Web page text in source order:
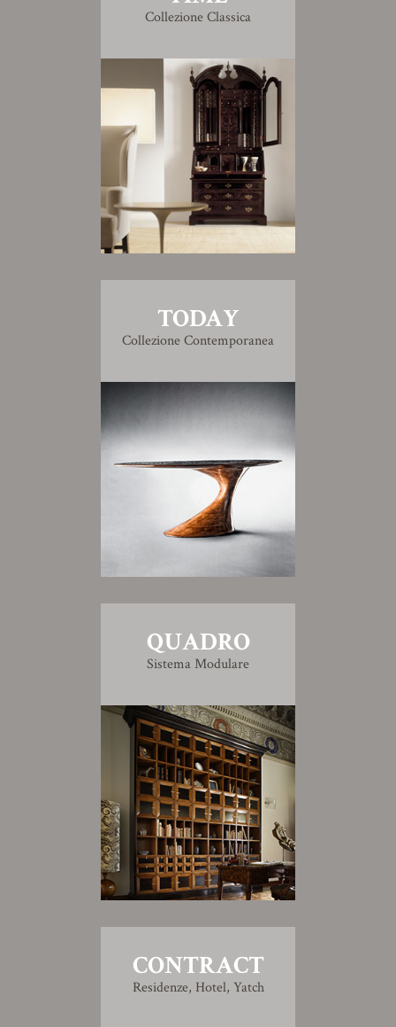
Collezione Classica
TODAY
Collezione Contemporanea
QUADRO
Sistema Modulare
CONTRACT
Residenze, Hotel, Yatch